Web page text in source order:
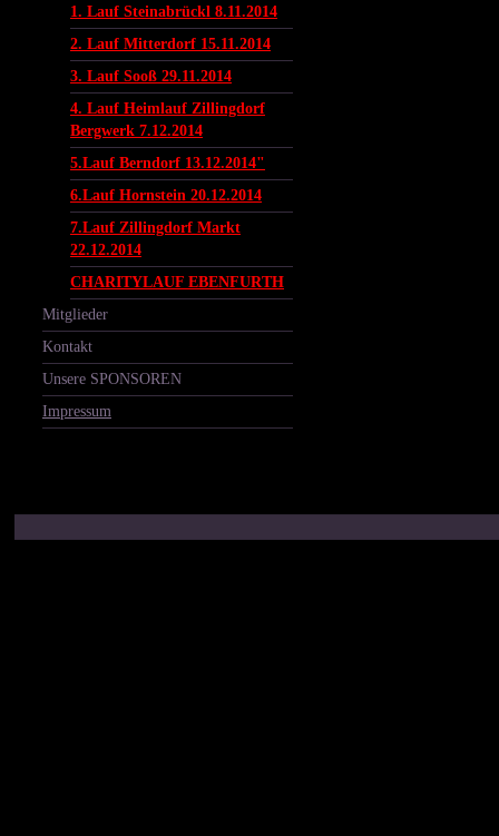
1. Lauf Steinabrückl 8.11.2014
2. Lauf Mitterdorf 15.11.2014
3. Lauf Sooß 29.11.2014
4. Lauf Heimlauf Zillingdorf
Bergwerk 7.12.2014
5.Lauf Berndorf 13.12.2014"
6.Lauf Hornstein 20.12.2014
7.Lauf Zillingdorf Markt
22.12.2014
CHARITYLAUF EBENFURTH
Mitglieder
Kontakt
Unsere SPONSOREN
Impressum